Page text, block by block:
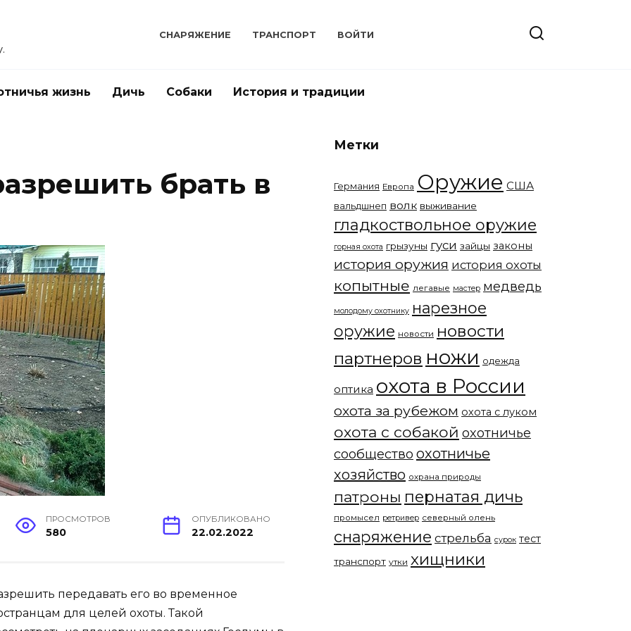
СНАРЯЖЕНИЕ ТРАНСПОРТ ВОЙТИ
жизнь Дичь Собаки История и традиции
брать в
ПРОСМОТРОВ
580
ОПУБЛИКОВАНО
22.02.2022
передавать его во временное
для целей охоты. Такой
Метки
Германия Европа Оружие США
вальдшнеп волк выживание
гладкоствольное оружие
горная охота грызуны гуси зайцы законы
история оружия история охоты
копытные легавые мастер медведь
молодому охотнику нарезное
оружие новости новости
партнеров ножи одежда
оптика охота в России
охота за рубежом охота с луком
охота с собакой охотничье
сообщество охотничье
хозяйство охрана природы
патроны пернатая дичь
промысел ретривер северный олень
снаряжение стрельба сурок тест
транспорт утки хищники